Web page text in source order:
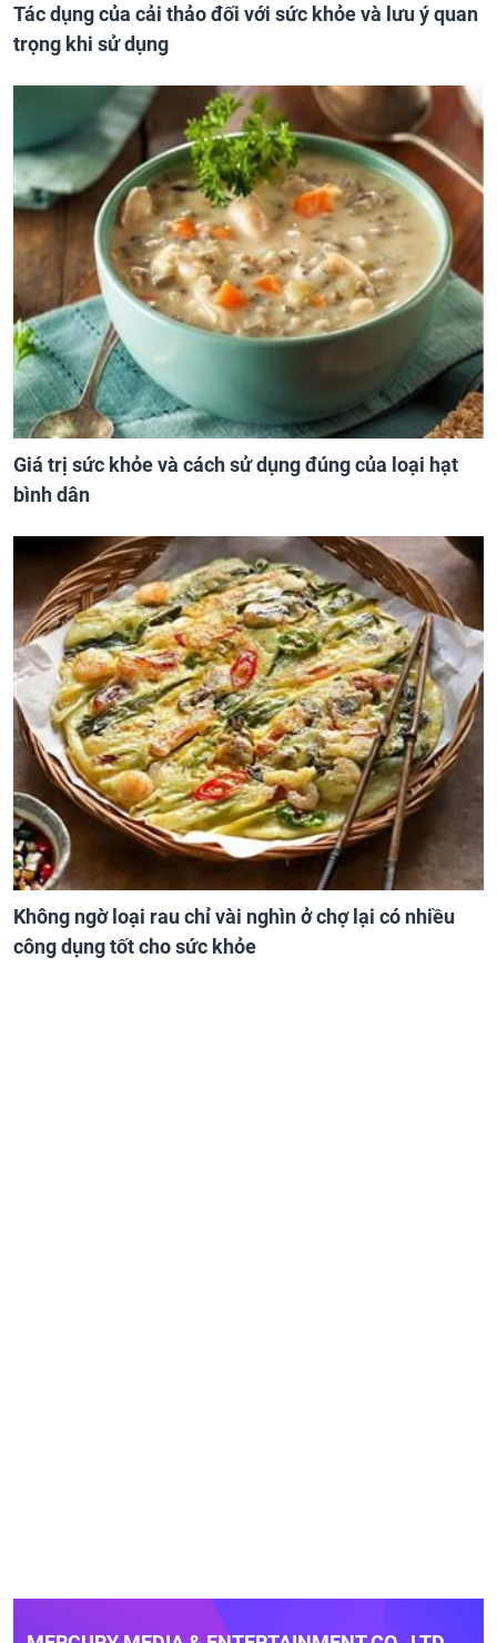
Tác dụng của cải thảo đối với sức khỏe và lưu ý quan
trọng khi sử dụng
Giá trị sức khỏe và cách sử dụng đúng của loại hạt
bình dân
Không ngờ loại rau chỉ vài nghìn ở chợ lại có nhiều
công dụng tốt cho sức khỏe